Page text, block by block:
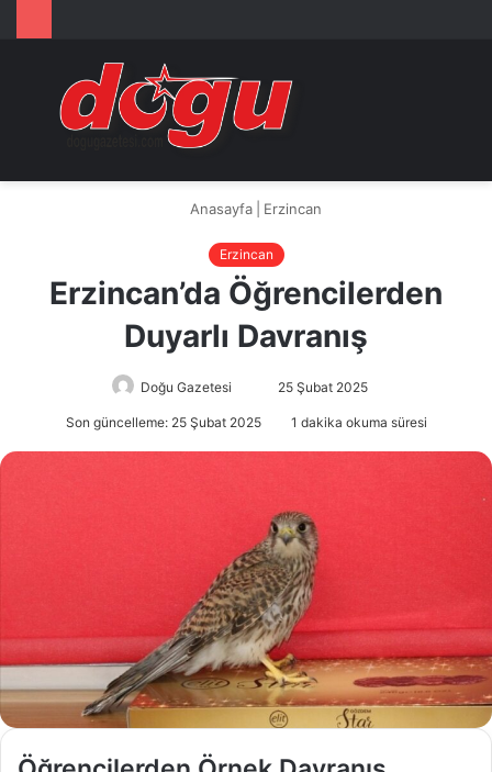
Arama
...
Anasayfa Erzincan
Erzincan
Erzincan’da Öğrencilerden
Duyarlı Davranış
Doğu Gazetesi
e-
25 Şubat 2025
Son güncelleme: 25 Şubat 2025 1 dakika okuma süresi